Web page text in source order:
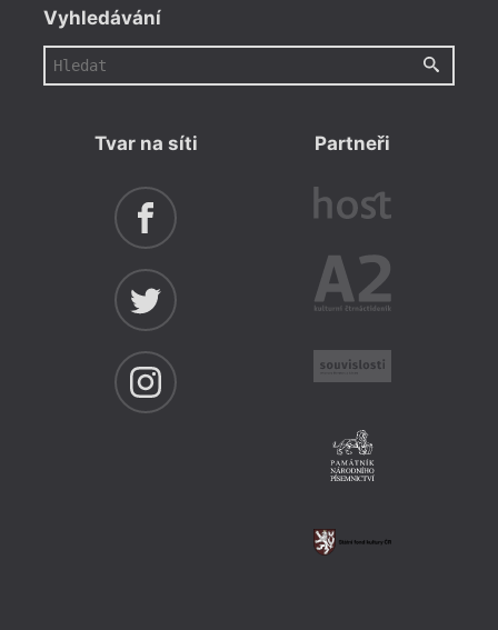
Vyhledávání
Tvar na síti Partneři